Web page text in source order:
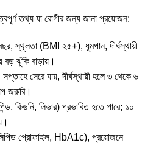
তথ্য যা রোগীর জন্য জানা প্রয়োজন:
স্থূলতা (BMI ২৫+), ধূমপান, দীর্ঘস্থায়ী
বড় ঝুঁকি বাড়ায়।
সেরে যায়, দীর্ঘস্থায়ী হলে ৩ থেকে ৬
জরুরি।
কিডনি, লিভার) প্রভাবিত হতে পারে; ১০
প্রোফাইল, HbA1c), প্রয়োজনে